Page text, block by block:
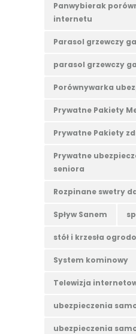
Panwybierak
internetu
Parasol grzewczy
parasol grzewczy
Porównywarka
Prywatne Pakiety
Prywatne Pakiety
Prywatne
seniora
Rozpinane swetry
Spływ Sanem
stół i krzesła
System kominowy
Telewizja
ubezpieczenia
ubezpieczenia